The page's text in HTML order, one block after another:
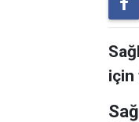
için